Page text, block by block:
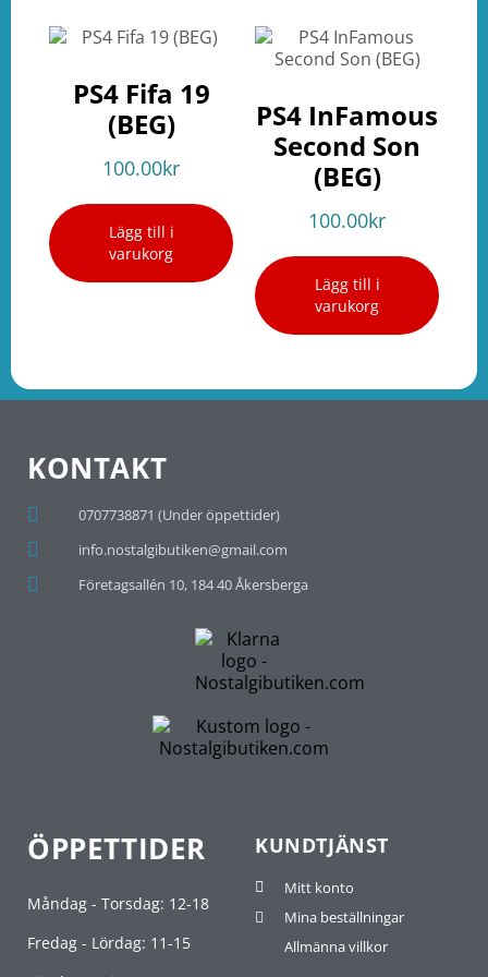
PS4 Fifa 19
(BEG)
100.00kr
Lägg till i
varukorg
PS4 InFamous
Second Son
(BEG)
100.00kr
Lägg till i
varukorg
KONTAKT
0707738871 (Under öppettider)
info.nostalgibutiken@gmail.com
Företagsallén 10, 184 40 Åkersberga
ÖPPETTIDER
Måndag - Torsdag: 12-18
Fredag - Lördag: 11-15
KUNDTJÄNST
Mitt konto
Mina beställningar
Allmänna villkor